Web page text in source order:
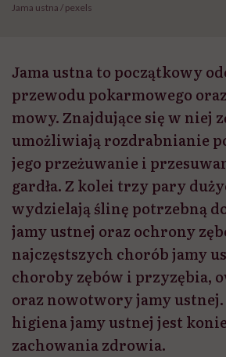
Jama ustna / pexels
Jama ustna to początkowy
przewodu pokarmowego
mowy. Znajdujące się w niej
umożliwiają rozdrabnianie
jego przeżuwanie i
gardła. Z kolei trzy pary
wydzielają ślinę potrzebną
jamy ustnej oraz ochrony
najczęstszych chorób jamy
choroby zębów i przyzębia,
oraz nowotwory jamy
higiena jamy ustnej jest
zachowania zdrowia.